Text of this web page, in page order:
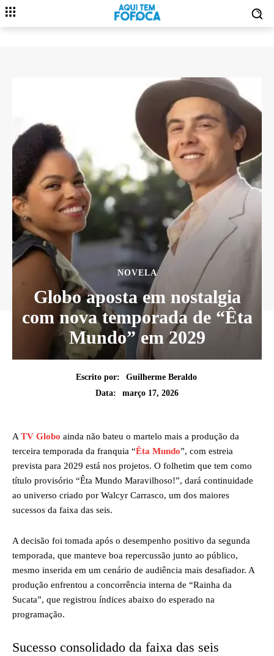
NOVELA
Globo aposta em nostalgia
com nova temporada de “Êta
Mundo” em 2029
Escrito por:
Guilherme Beraldo
Data:
março 17, 2026
ATV Globo ainda não bateu o martelo mais a produção da
terceira temporada da franquia “Êta Mundo”, com estreia
prevista para 2029 está nos projetos. O folhetim que tem como
título provisório “Êta Mundo Maravilhoso!”, dará continuidade
ao universo criado por Walcyr Carrasco, um dos maiores
sucessos da faixa das seis.
A decisão foi tomada após o desempenho positivo da segunda
temporada, que manteve boa repercussão junto ao público,
mesmo inserida em um cenário de audiência mais desafiador. A
produção enfrentou a concorrência interna de “Rainha da
Sucata”, que registrou índices abaixo do esperado na
programação.
Sucesso consolidado da faixa das seis